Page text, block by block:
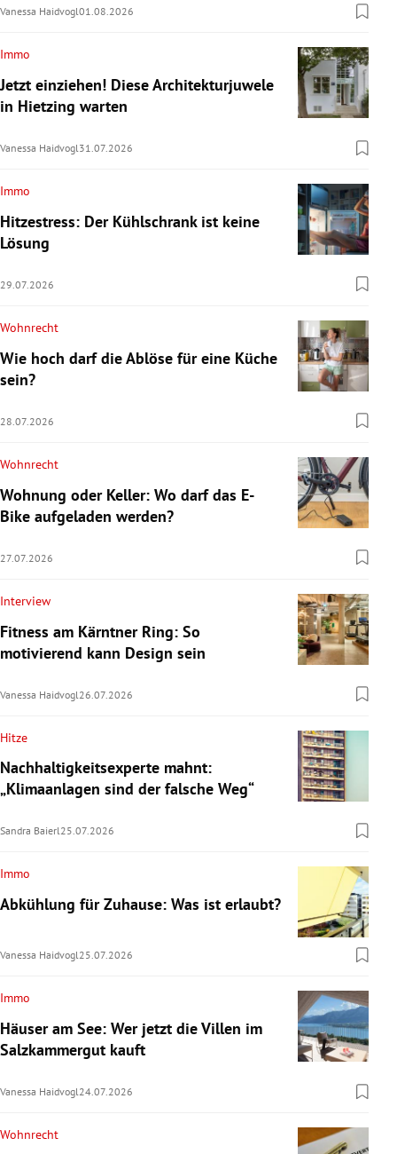
Vanessa Haidvogl01.08.2026
Immo
Jetzt einziehen! Diese Architekturjuwele
in Hietzing warten
Vanessa Haidvogl31.07.2026
Immo
Hitzestress: Der Kühlschrank ist keine
Lösung
29.07.2026
Wohnrecht
Wie hoch darf die Ablöse für eine Küche
sein?
28.07.2026
Wohnrecht
Wohnung oder Keller: Wo darf das E-
Bike aufgeladen werden?
27.07.2026
Interview
Fitness am Kärntner Ring: So
motivierend kann Design sein
Vanessa Haidvogl 26.07.2026
Hitze
Nachhaltigkeitsexperte mahnt:
„Klimaanlagen sind der falsche Weg“
Sandra Baierl25.07.2026
Immo
Abkühlung für Zuhause: Was ist erlaubt?
Vanessa Haidvogl25.07.2026
Immo
Häuser am See: Wer jetzt die Villen im
Salzkammergut kauft
Vanessa Haidvogl24.07.2026
Wohnrecht